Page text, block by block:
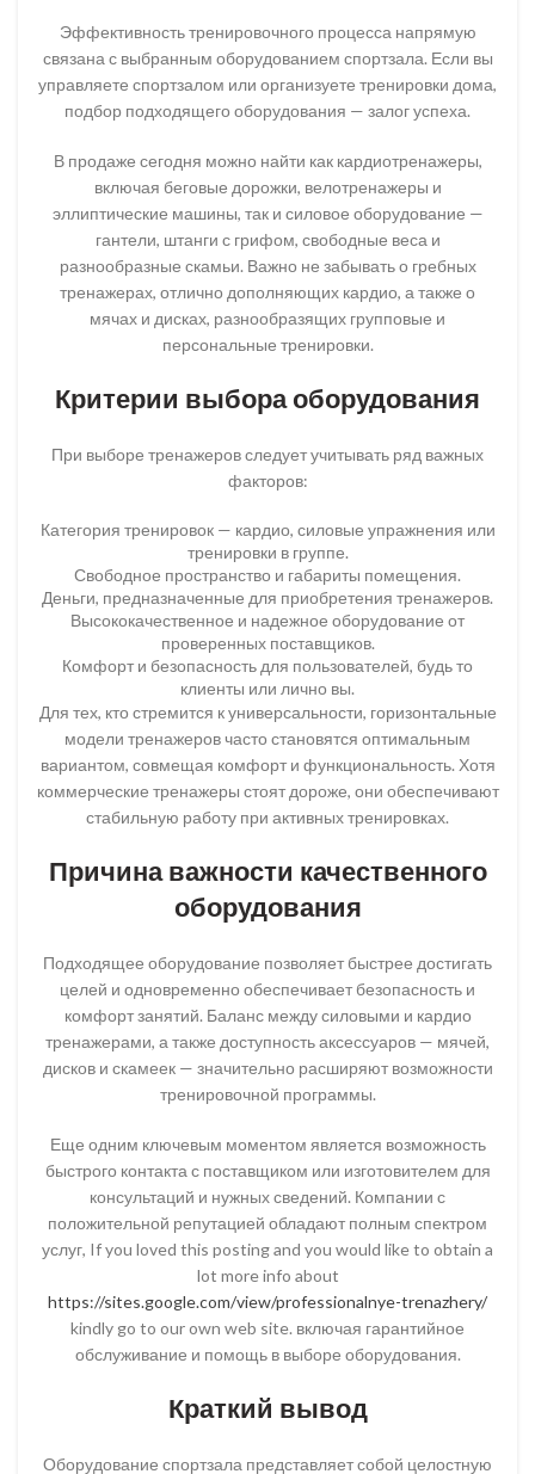
Эффективность тренировочного процесса напрямую
связана с выбранным оборудованием спортзала. Если вы
управляете спортзалом или организуете тренировки дома,
подбор подходящего оборудования — залог успеха.
В продаже сегодня можно найти как кардиотренажеры,
включая беговые дорожки, велотренажеры и
эллиптические машины, так и силовое оборудование —
гантели, штанги с грифом, свободные веса и
разнообразные скамьи. Важно не забывать о гребных
тренажерах, отлично дополняющих кардио, а также о
мячах и дисках, разнообразящих групповые и
персональные тренировки.
Критерии выбора оборудования
При выборе тренажеров следует учитывать ряд важных
факторов:
Категория тренировок — кардио, силовые упражнения или
тренировки в группе.
Свободное пространство и габариты помещения.
Деньги, предназначенные для приобретения тренажеров.
Высококачественное и надежное оборудование от
проверенных поставщиков.
Комфорт и безопасность для пользователей, будь то
клиенты или лично вы.
Для тех, кто стремится к универсальности, горизонтальные
модели тренажеров часто становятся оптимальным
вариантом, совмещая комфорт и функциональность. Хотя
коммерческие тренажеры стоят дороже, они обеспечивают
стабильную работу при активных тренировках.
Причина важности качественного
оборудования
Подходящее оборудование позволяет быстрее достигать
целей и одновременно обеспечивает безопасность и
комфорт занятий. Баланс между силовыми и кардио
тренажерами, а также доступность аксессуаров — мячей,
дисков и скамеек — значительно расширяют возможности
тренировочной программы.
Еще одним ключевым моментом является возможность
быстрого контакта с поставщиком или изготовителем для
консультаций и нужных сведений. Компании с
положительной репутацией обладают полным спектром
услуг, If you loved this posting and you would like to obtain a
lot more info about
https://sites.google.com/view/professionalnye-trenazhery/
kindly go to our own web site. включая гарантийное
обслуживание и помощь в выборе оборудования.
Краткий вывод
Оборудование спортзала представляет собой целостную